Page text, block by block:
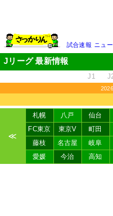
試合速報 ニュ
Jリーグ 最新情報
J1
≪
札幌 八戸 仙台
FC東京
東京V 町田
藤枝
名古屋 岐阜
愛媛
今治 高知